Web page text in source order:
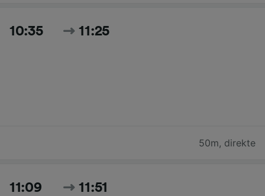
10:35 11:25
50m, direkte
11:09 11:51